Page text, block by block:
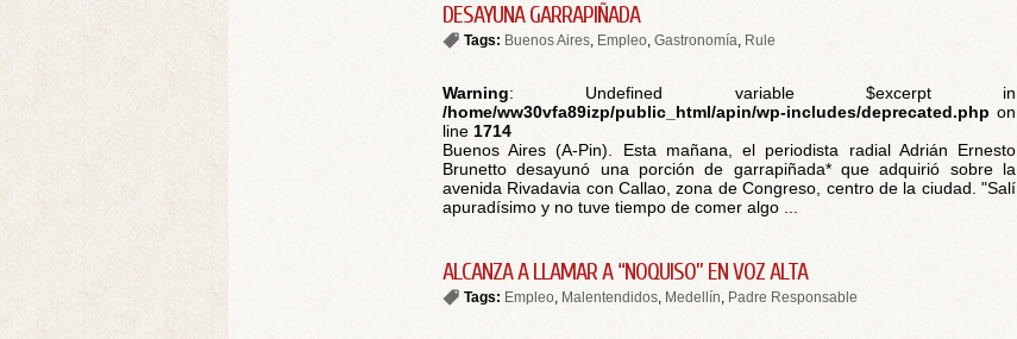
DESAYUNA GARRAPIÑADA
Tags: Buenos Aires, Empleo, Gastronomía, Rule
Warning: Undefined variable $excerpt in
/home/ww30vfa89izp/public_html/apin/wp-includes/deprecated.php on
line 1714
Buenos Aires (A-Pin). Esta mañana, el periodista radial Adrián Ernesto
Brunetto desayunó una porción de garrapiñada* que adquirió sobre la
avenida Rivadavia con Callao, zona de Congreso, centro de la ciudad. "Salí
apuradísimo y no tuve tiempo de comer algo ...
ALCANZA A LLAMAR A “NOQUISO” EN VOZ ALTA
Tags: Empleo, Malentendidos, Medellín, Padre Responsable